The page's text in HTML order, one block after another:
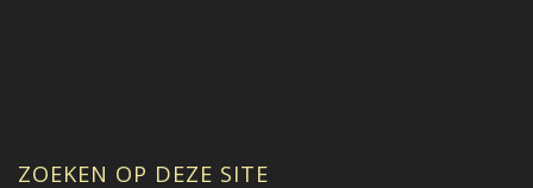
ZOEKEN OP DEZE SITE